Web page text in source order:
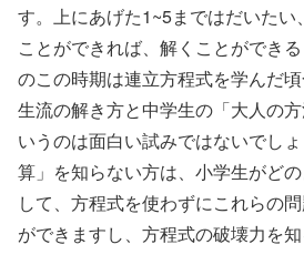
す。上にあげた1~5まではだいたい
ことができれば、解くことができ
のこの時期は連立方程式を学んだ
生流の解き方と中学生の「大人の
いうのは面白い試みではないでし
算」を知らない方は、小学生がど
して、方程式を使わずにこれらの
ができますし、方程式の破壊力を知